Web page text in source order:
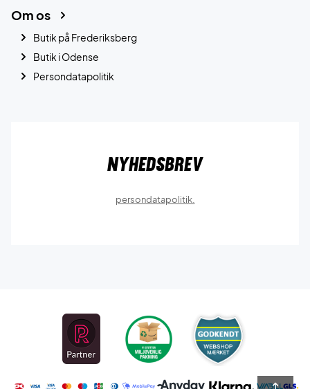
Om os
Butik på Frederiksberg
Butik i Odense
Persondatapolitik
Nyhedsbrev
persondatapolitik.